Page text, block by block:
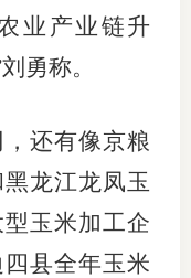
业产业链升
勇称。
还有像京粮
龙江龙凤玉
玉米加工企
县全年玉米